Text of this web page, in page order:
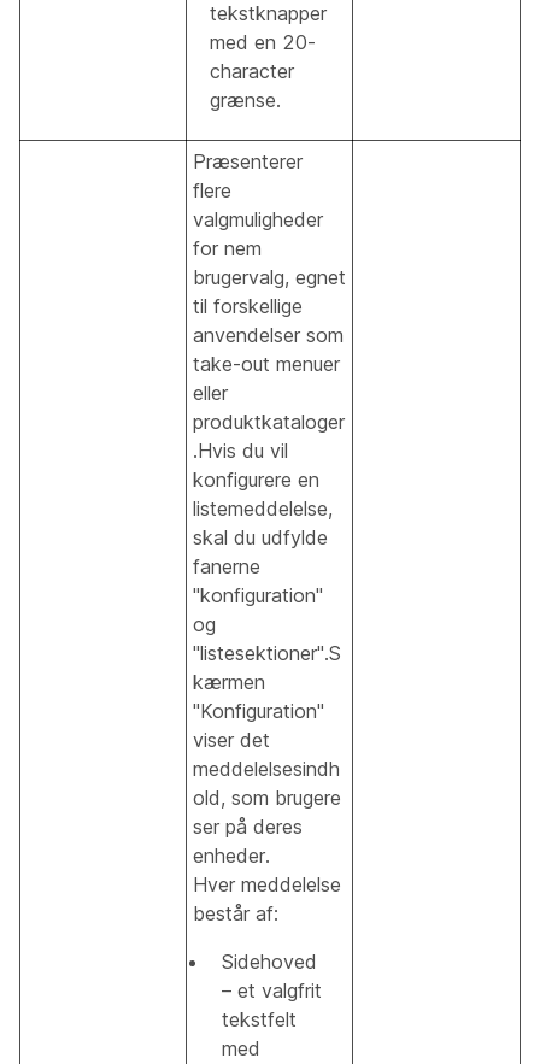
tekstknapper
med en 20-
character
grænse.
Præsenterer
flere
valgmuligheder
for nem
brugervalg, egnet
til forskellige
anvendelser som
take-out menuer
eller
produktkataloger
.Hvis du vil
konfigurere en
listemeddelelse,
skal du udfylde
fanerne
"konfiguration"
og
"listesektioner".S
kærmen
"Konfiguration"
viser det
meddelelsesindh
old, som brugere
ser på deres
enheder.
Hver meddelelse
består af:
Sidehoved
– et valgfrit
tekstfelt
med